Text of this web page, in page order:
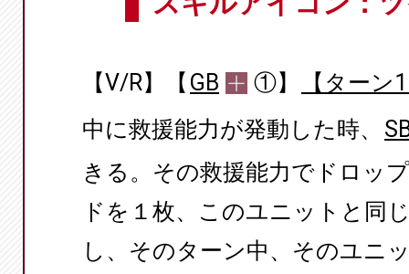
【V/R】【 GB ①】
【ターン
中に救援能力が発動した時、
きる。その救援能力でドロッ
ドを１枚、このユニットと同
し、そのターン中、そのユニ